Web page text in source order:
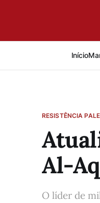
Início
RESISTÊNCIA
Al-
O líder de